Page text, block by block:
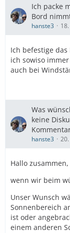
Ich packe
Bord
hanste3
Ich befestige
ich sowiso
auch bei
Was
keine
hanste3
Hallo zusammen,
wenn wir beim
Unser Wunsch
Sonnenbereich
ist oder
einem anderen